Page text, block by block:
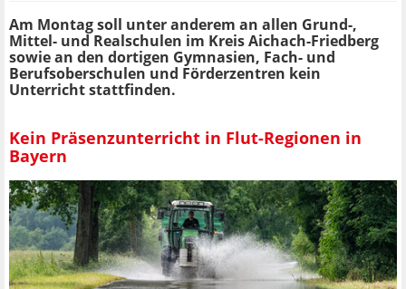
Am Montag soll unter anderem an allen Grund-,
Mittel- und Realschulen im Kreis Aichach-Friedberg
sowie an den dortigen Gymnasien, Fach- und
Berufsoberschulen und Förderzentren kein
Unterricht stattfinden.
Kein Präsenzunterricht in Flut-Regionen in
Bayern